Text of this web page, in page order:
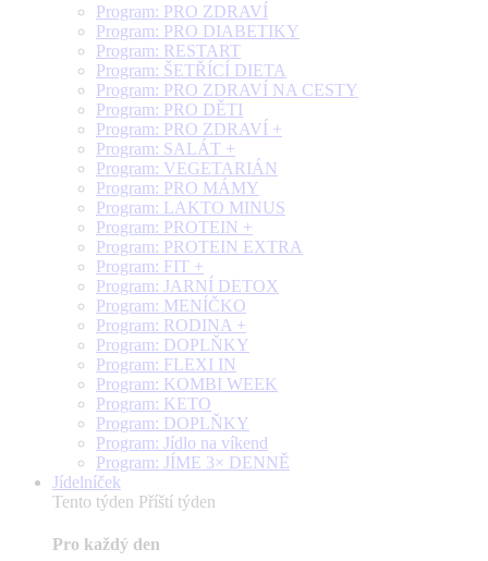
Program: PRO ZDRAVÍ
Program: PRO DIABETIKY
Program: RESTART
Program: ŠETŘÍCÍ DIETA
Program: PRO ZDRAVÍ NA CESTY
Program: PRO DĚTI
Program: PRO ZDRAVÍ +
Program: SALÁT +
Program: VEGETARIÁN
Program: PRO MÁMY
Program: LAKTO MINUS
Program: PROTEIN +
Program: PROTEIN EXTRA
Program: FIT +
Program: JARNÍ DETOX
Program: MENÍČKO
Program: RODINA +
Program: DOPLŇKY
Program: FLEXI IN
Program: KOMBI WEEK
Program: KETO
Program: DOPLŇKY
Program: Jídlo na víkend
Program: JÍME 3× DENNĚ
Jídelníček
Tento týden Příští týden
Pro každý den